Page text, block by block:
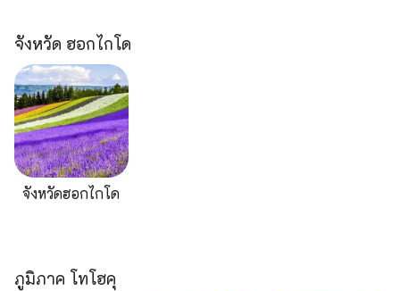
จังหวัด ฮอกไกโด
จังหวัดฮอกไกโด
ภูมิภาค โทโฮคุ